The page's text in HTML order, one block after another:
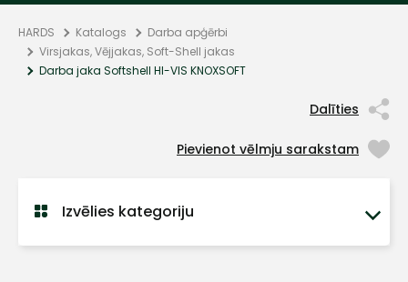
HARDS Katalogs
Darba apģērbi
Virsjakas, Vējjakas, Soft-Shell jakas
Darba jaka Softshell HI-VIS KNOXSOFT
Dalīties
Pievienot vēlmju sarakstam
Izvēlies kategoriju